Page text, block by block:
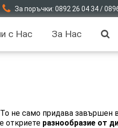
За поръчки: 0892 26 04 34 /
с Нас За Нас
не само придава завършен
откриете разнообразие от